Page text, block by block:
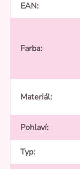
EAN:
Farba:
Materiál:
Pohlaví:
Typ: